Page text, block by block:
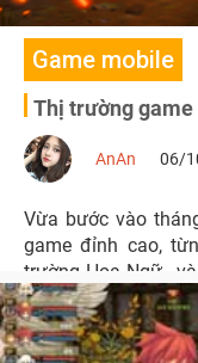
Game mobile
Thị trường game
AnAn 06/
Vừa bước vào
game đỉnh cao,
trường Hoa Ngữ ,
Nam.